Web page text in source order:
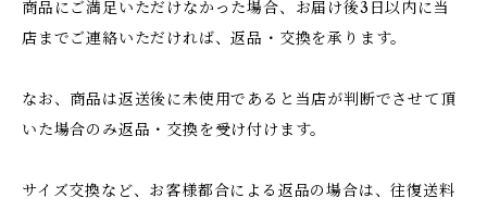
商品にご満足いただけなかった場合、お届け後3日以内に当
店までご連絡いただければ、返品・交換を承ります。
なお、商品は返送後に未使用であると当店が判断でさせて頂
いた場合のみ返品・交換を受け付けます。
サイズ交換など、お客様都合による返品の場合は、往復送料